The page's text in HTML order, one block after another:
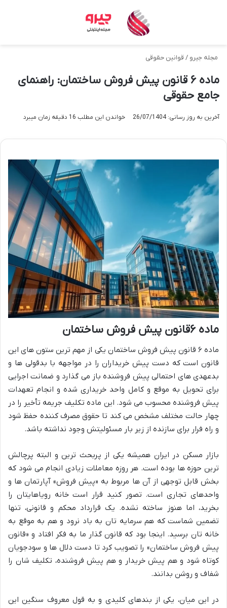
مجله جیرو / قوانین حقوقی
ماده ۶ قانون پیش فروش ساختمان: راهنمای
جامع حقوقی
آخرین به روز رسانی: 26/07/1404 خواندن این مطلب 16 دقیقه زمان میبرد
ماده ۶قانون پیش فروش ساختمان
ماده ۶ قانون پیش فروش ساختمان یکی از مهم ترین ستون های این
قانون است که دست پیش خریداران را در مواجهه با بدقولی ها و
بدعهدی های احتمالی پیش فروشنده باز می گذارد و ضمانت اجرایی
برای تحویل به موقع و کامل واحد خریداری شده و انجام تعهدات
پیش فروشنده محسوب می شود. این ماده تکلیف جریمه تأخیر را در
چهار حالت مختلف مشخص می کند تا حقوق مصرف کننده حفظ شود
و راه فرار برای سازنده از زیر بار مسئولیتش وجود نداشته باشد.
بازار مسکن در ایران همیشه یکی از پربحث ترین و البته پرچالش
ترین حوزه ها بوده است. هر روزه معاملات زیادی انجام می شود که
بخش قابل توجهی از آن ها مربوط به «پیش فروش» آپارتمان ها و
واحدهای تجاری است. تصور کنید قرار است خانه رویاهایتان را
بخرید، اما هنوز ساخته نشده. یک قرارداد محکم و قانونی، تنها
تضمین شماست که هم سرمایه تان به باد نرود و هم به موقع به
خانه تان برسید. اینجا بود که قانون گذار ما به فکر افتاد و «قانون
پیش فروش ساختمان» را تصویب کرد تا دست دلال ها و سودجویان
کوتاه شود و هم پیش خریدار و هم پیش فروشنده، تکلیف شان را
شفاف و روشن بدانند.
در این میان، یکی از بندهای کلیدی و به قول معروف سنگین این